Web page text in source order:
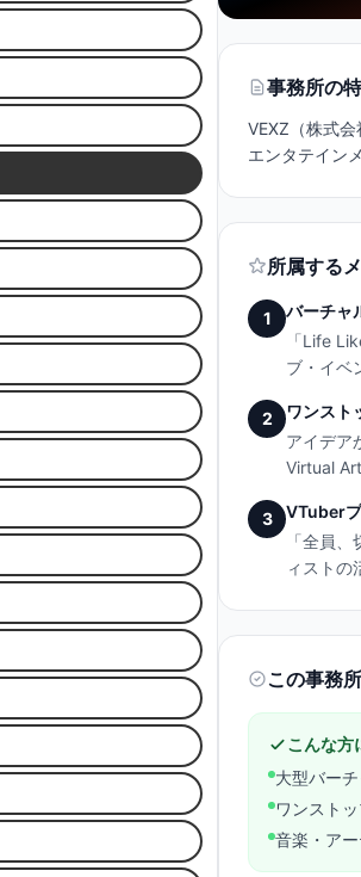
事務所の
VEXZ（株式
エンタテイン
所属する
1
バーチャ
「Life
ブ・イベ
2
ワンスト
アイデア
Virtual
3
VTuber
「全員
ィストの
この事務
こんな方
大型バー
ワンスト
音楽・ア